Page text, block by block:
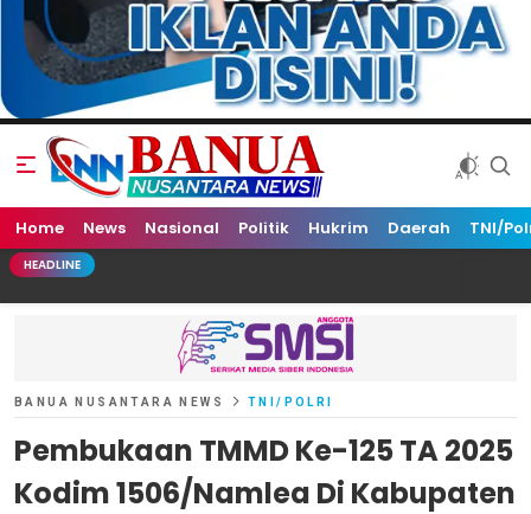
Banua Nusantara News
Home News Nasional Politik Hukrim Daerah TNI/
HEADLINE
BANUA NUSANTARA NEWS TNI/POLRI
Pembukaan TMMD Ke-125 TA 2025
Kodim 1506/Namlea Di Kabupaten